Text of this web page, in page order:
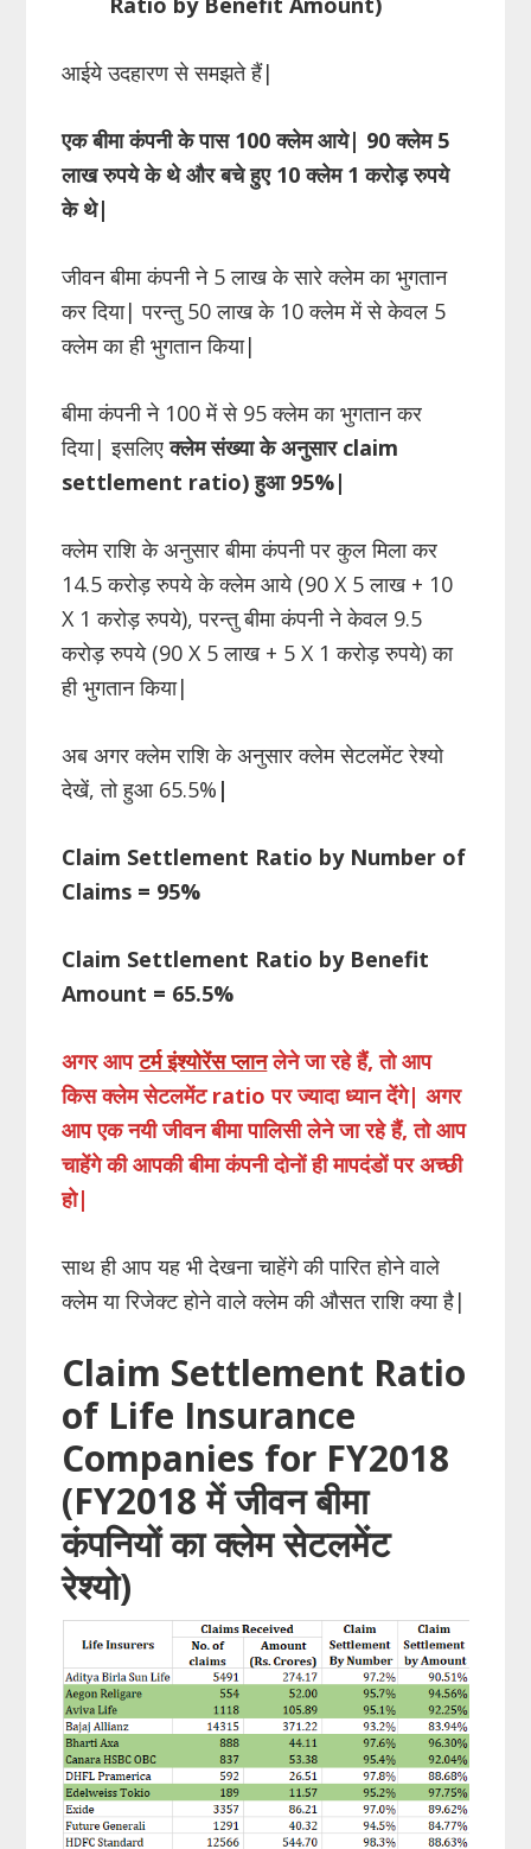
आईये उदहारण से समझते हैं|
एक बीमा कंपनी के पास 100क्लेम आये| 90क्लेम5
लाख रुपये के थे और बचे हुए 10क्लेम 1 करोड़ रुपये
के थे|
जीवन बीमा कंपनी ने 5 लाख के सारे क्लेम का भुगतान
कर दिया| परन्तु 50 लाख के 10 क्लेम में से केवल 5
क्लेम का ही भुगतान किया|
बीमा कंपनी ने 100 में से 95 क्लेम का भुगतान कर
दिया| इसलिएक्लेम संख्या के अनुसार claim
settlement ratio)हुआ 95%|
क्लेम राशि के अनुसार बीमा कंपनी पर कुल मिला कर
14.5 करोड़ रुपये के क्लेम आये (90 X 5 लाख + 10
X 1 करोड़ रुपये), परन्तु बीमा कंपनी ने केवल 9.5
करोड़ रुपये (90 X 5 लाख + 5 X 1 करोड़ रुपये) का
ही भुगतान किया|
अब अगर क्लेम राशि के अनुसार क्लेम सेटलमेंट रेश्यो
देखें, तो हुआ 65.5% |
Claim Settlement Ratio by Number of
Claims = 95%
Claim Settlement Ratio by Benefit
Amount = 65.5%
अगर आपटर्म इंश्योरेंस प्लानलेने जा रहे हैं, तो आप
किस क्लेम सेटलमेंट ratio पर ज्यादा ध्यान देंगे| अगर
आप एक नयी जीवन बीमा पालिसी लेने जा रहे हैं, तो आप
चाहेंगे की आपकी बीमा कंपनी दोनों ही मापदंडों पर अच्छी
हो|
साथ ही आप यह भी देखना चाहेंगे की पारित होने वाले
क्लेम या रिजेक्ट होने वाले क्लेम की औसत राशि क्या है|
Claim Settlement Ratio
of Life Insurance
Companies for FY2018
(FY2018 में जीवन बीमा
कंपनियों का क्लेम सेटलमेंट
रेश्यो)